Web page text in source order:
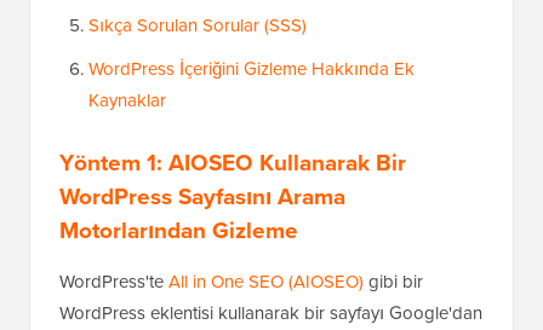
Sıkça Sorulan Sorular (SSS)
WordPress İçeriğini Gizleme Hakkında Ek
Kaynaklar
Yöntem 1: AIOSEO Kullanarak Bir
WordPress Sayfasını Arama
Motorlarından Gizleme
WordPress'teAll in One SEO (AIOSEO) gibi bir
WordPress eklentisi kullanarak bir sayfayı Google'dan